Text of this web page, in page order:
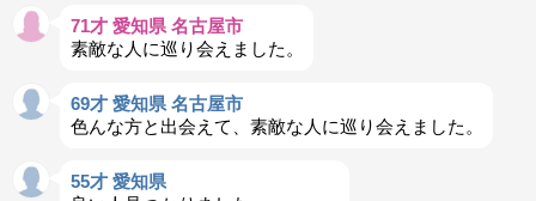
71才 愛知県 名古屋市
素敵な人に巡り会えました。
69才 愛知県 名古屋市
色んな方と出会えて、素敵な人に巡り会えました。
55才 愛知県